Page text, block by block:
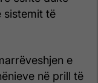
sistemit të
e
në prill të